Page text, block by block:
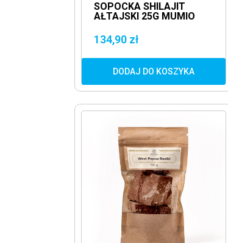
SOPOCKA SHILAJIT
AŁTAJSKI 25G MUMIO
134,90 zł
DODAJ DO KOSZYKA